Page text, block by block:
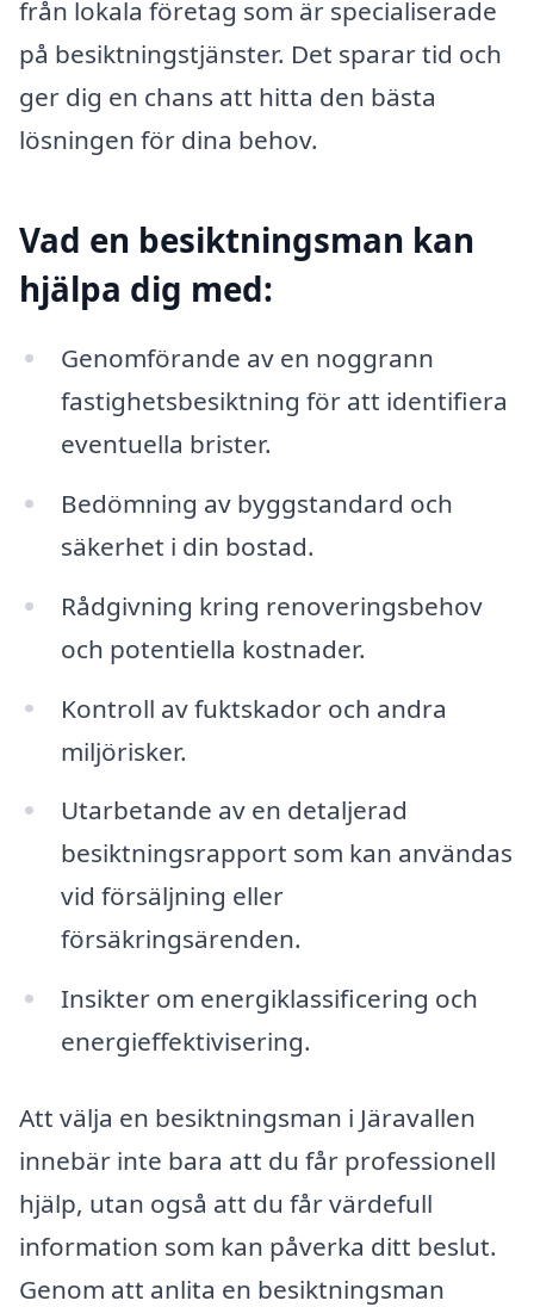
från lokala företag som är specialiserade
på besiktningstjänster. Det sparar tid och
ger dig en chans att hitta den bästa
lösningen för dina behov.
Vad en besiktningsman kan
hjälpa dig med:
Genomförande av en noggrann
fastighetsbesiktning för att identifiera
eventuella brister.
Bedömning av byggstandard och
säkerhet i din bostad.
Rådgivning kring renoveringsbehov
och potentiella kostnader.
Kontroll av fuktskador och andra
miljörisker.
Utarbetande av en detaljerad
besiktningsrapport som kan användas
vid försäljning eller
försäkringsärenden.
Insikter om energiklassificering och
energieffektivisering.
Att välja en besiktningsman i Järavallen
innebär inte bara att du får professionell
hjälp, utan også att du får värdefull
information som kan påverka ditt beslut.
Genom att anlita en besiktningsman